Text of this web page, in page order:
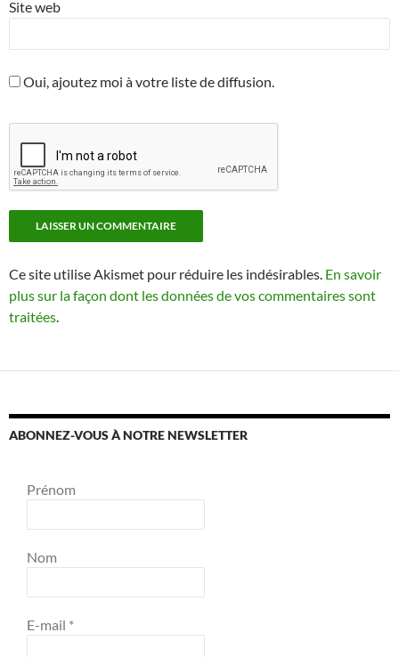
Site web
Oui, ajoutez moi à votre liste de diffusion.
Ce site utilise Akismet pour réduire les indésirables. En savoir
plus sur la façon dont les données de vos commentaires sont
traitées
ABONNEZ-VOUS À NOTRE NEWSLETTER
Prénom
Nom
E-mail *